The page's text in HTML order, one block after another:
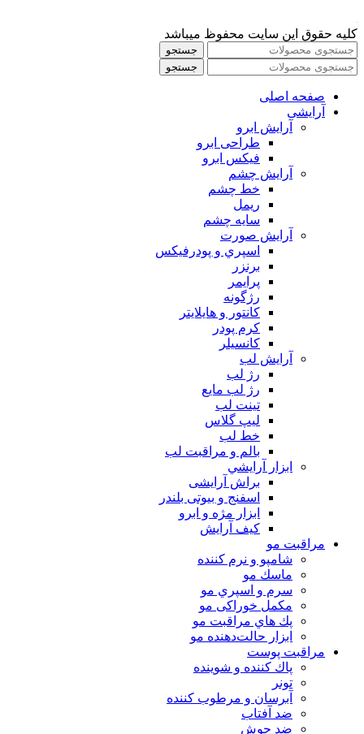
کلیه حقوق این سایت محفوظ میباشد
جستجو
جستجو
صفحه اصلی
آرایشی
آرايش ابرو
طراحی ابرو
فیکس ابرو
آرايش چشم
خط چشم
ريمل
سايه چشم
آرايش صورت
اسپري و پودرفيكس
برنزر
پرايمر
رژگونه
كانتور و هايلايتر
كرم پودر
كانسيلر
آرايش لب
رژ لب
رژ لب مایع
تینت لب
لیپ گلاس
خط لب
بالم و مراقبت لب
ابزار آرايشي
براش آرایشی
اسفنج و بیوتی بلندر
ابزار مژه و ابرو
کیف آرایش
مراقبت مو
شامپو و نرم كننده
ماسك مو
سرم و اسپري مو
مكمل خوراكی مو
پك هاي مراقبت مو
ابزار حالت‌دهنده مو
مراقبت پوست
پاك كننده و شوينده
تونر
آبرسان و مرطوب كننده
ضد آفتاب
ضد جوش